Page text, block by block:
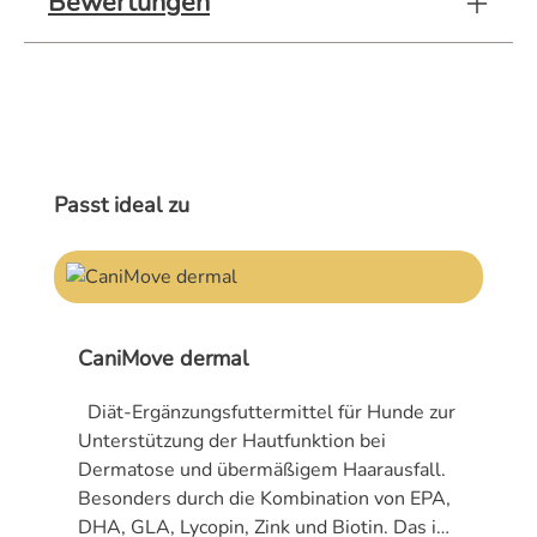
Produktgalerie überspringen
Passt ideal zu
CaniMove dermal
Diät-Ergänzungsfuttermittel für Hunde zur
Unterstützung der Hautfunktion bei
Dermatose und übermäßigem Haarausfall.
Besonders durch die Kombination von EPA,
DHA, GLA, Lycopin, Zink und Biotin. Das in